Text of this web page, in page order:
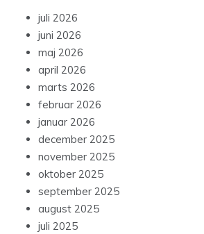
juli 2026
juni 2026
maj 2026
april 2026
marts 2026
februar 2026
januar 2026
december 2025
november 2025
oktober 2025
september 2025
august 2025
juli 2025